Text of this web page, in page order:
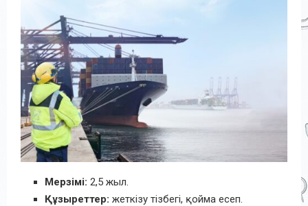
Мерзімі: 2,5 жыл.
Құзыреттер: жеткізу тізбегі, қойма есеп.